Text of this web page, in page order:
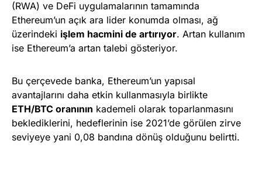
(RWA) ve DeFi uygulamalarının tamamında
Ethereum’un açık ara lider konumda olması, ağ
üzerindeki işlem hacmini de artırıyor. Artan kullanım
ise Ethereum’a artan talebi gösteriyor.
Bu çerçevede banka, Ethereum’un yapısal
avantajlarını daha etkin kullanmasıyla birlikte
ETH/BTC oranının kademeli olarak toparlanmasını
beklediklerini, hedeflerinin ise 2021’de görülen zirve
seviyeye yani 0,08 bandına dönüş olduğunu belirtti.